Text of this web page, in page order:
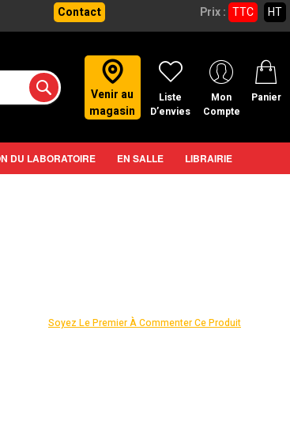
Contact Prix : TTC HT
Venir au
magasin
Liste
D’envies
Mon
Compte
Panier
DU LABORATOIRE EN SALLE LIBRAIRIE
Soyez Le Premier À Commenter Ce Produit